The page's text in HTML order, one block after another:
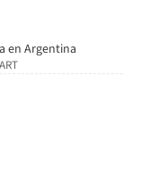
en Argentina
ART